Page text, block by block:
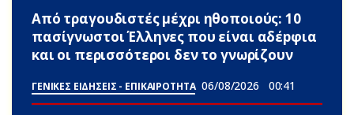
Από τραγουδιστές μέχρι ηθοποιούς: 10
πασίγνωστοι Έλληνες που είναι αδέpφια
και οι περισσότεροι δεν το γνωρίζουν
ΓΕΝΙΚΕΣ ΕΙΔΗΣΕΙΣ - ΕΠΙΚΑΙΡΟΤΗΤΑ 06/08/2026 00:41